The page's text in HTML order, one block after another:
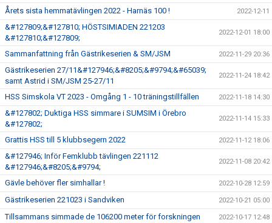
Årets sista hemmatävlingen 2022 - Harnäs 100 ! 2022-12-11
&#127809;&#127810; HÖSTSIMIADEN 221203
&#127810;&#127809;
2022-12-01 18:00
Sammanfattning från Gästrikeserien & SM/JSM 2022-11-29 20:36
Gästrikeserien 27/11&#127946;&#8205;&#9794;&#65039;
samt Astrid i SM/JSM 25-27/11
2022-11-24 18:42
HSS Simskola VT 2023 - Omgång 1 - 10 träningstillfällen 2022-11-18 14:30
&#127802; Duktiga HSS simmare i SUMSIM i Örebro
&#127802;
2022-11-14 15:33
Grattis HSS till 5 klubbsegern 2022 2022-11-12 18:06
&#127946; Inför Femklubb tävlingen 221112
&#127946;&#8205;&#9794;
2022-11-08 20:42
Gävle behöver fler simhallar ! 2022-10-28 12:59
Gästrikeserien 221023 i Sandviken 2022-10-21 05:00
Tillsammans simmade de 106200 meter för forskningen 2022-10-17 12:48